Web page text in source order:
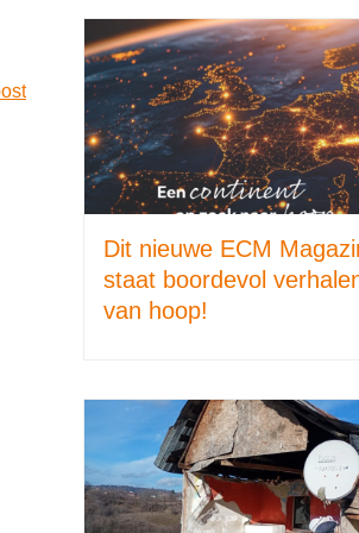
Dit nieuwe ECM
staat boordevol
van hoop!